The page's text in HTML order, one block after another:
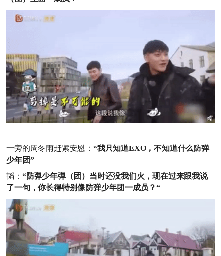
一旁的周冬雨赶紧安慰：“我只知道EXO，不知道什么防弹
少年团”
韬：“防弹少年弹（团）当时还没我们火，现在过来跟我说
了一句，你长得特别像防弹少年团一成员？“